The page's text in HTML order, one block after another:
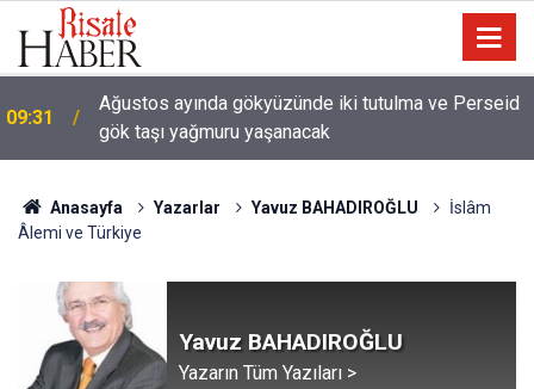
09:31
Ağustos ayında gökyüzünde iki tutulma ve Perseid
gök taşı yağmuru yaşanacak
Anasayfa Yazarlar Yavuz BAHADIROĞLU
İslâm
Âlemi ve Türkiye
Yavuz BAHADIROĞLU
Yazarın Tüm Yazıları >